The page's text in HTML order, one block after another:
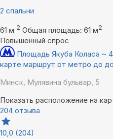
2 спальни
61 м 2 Общая площадь: 61 м2
Повышенный спрос
Площадь Якуба Коласа ~
карте маршрут от метро до
Минск, Мулявина бульвар, 5
Показать расположение на
204 отзыва
10,0 (204)